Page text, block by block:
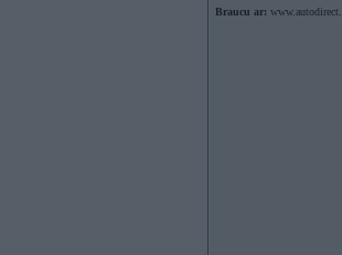
Braucu ar: